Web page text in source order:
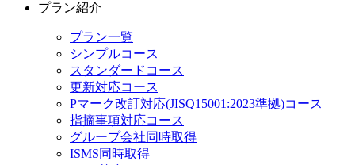
プラン紹介
プラン一覧
シンプルコース
スタンダードコース
更新対応コース
Pマーク改訂対応(JISQ15001:2023準拠)コース
指摘事項対応コース
グループ会社同時取得
ISMS同時取得